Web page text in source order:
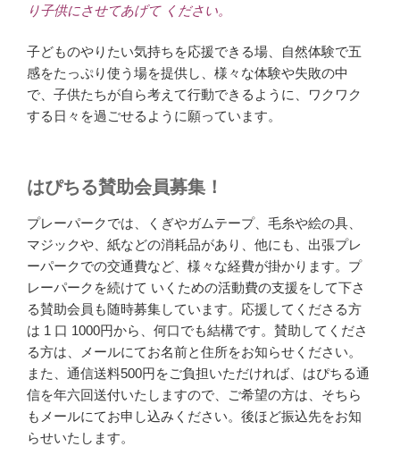
り子供にさせてあげて ください。
子どものやりたい気持ちを応援できる場、自然体験で五
感をたっぷり使う場を提供し、様々な体験や失敗の中
で、子供たちが自ら考えて行動できるように、ワクワク
する日々を過ごせるように願っています。
はぴちる賛助会員募集！
プレーパークでは、くぎやガムテープ、毛糸や絵の具、
マジックや、紙などの消耗品があり、他にも、出張プレ
ーパークでの交通費など、様々な経費が掛かります。プ
レーパークを続けて いくための活動費の支援をして下さ
る賛助会員も随時募集しています。応援してくださる方
は 1 口 1000円から、何口でも結構です。賛助してくださ
る方は、メールにてお名前と住所をお知らせください。
また、通信送料500円をご負担いただければ、はぴちる通
信を年六回送付いたしますので、ご希望の方は、そちら
もメールにてお申し込みください。後ほど振込先をお知
らせいたします。